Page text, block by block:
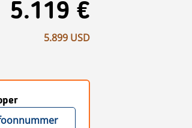
5.119 €
5.899 USD